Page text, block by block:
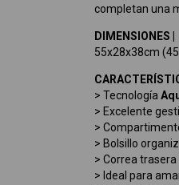
completan una
DIMENSIONES |
55x28x38cm
> Tecnología
> Excelente
>
> Bolsillo
> Correa trasera
> Ideal para